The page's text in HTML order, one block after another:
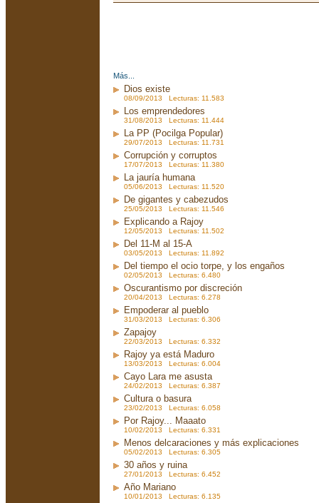
Más...
Dios existe
08/09/2013 Lecturas: 11.583
Los emprendedores
31/08/2013 Lecturas: 11.444
La PP (Pocilga Popular)
29/07/2013 Lecturas: 11.731
Corrupción y corruptos
17/07/2013 Lecturas: 11.380
La jauría humana
05/06/2013 Lecturas: 11.520
De gigantes y cabezudos
25/05/2013 Lecturas: 11.546
Explicando a Rajoy
12/05/2013 Lecturas: 11.502
Del 11-M al 15-A
03/05/2013 Lecturas: 11.892
Del tiempo el ocio torpe, y los engaños
02/05/2013 Lecturas: 6.480
Oscurantismo por discreción
20/04/2013 Lecturas: 6.278
Empoderar al pueblo
31/03/2013 Lecturas: 6.306
Zapajoy
22/03/2013 Lecturas: 6.332
Rajoy ya está Maduro
13/03/2013 Lecturas: 6.004
Cayo Lara me asusta
24/02/2013 Lecturas: 6.387
Cultura o basura
23/02/2013 Lecturas: 6.058
Por Rajoy... Maaato
10/02/2013 Lecturas: 6.331
Menos delcaraciones y más explicaciones
05/02/2013 Lecturas: 6.305
30 años y ruina
27/01/2013 Lecturas: 6.452
Año Mariano
10/01/2013 Lecturas: 6.135